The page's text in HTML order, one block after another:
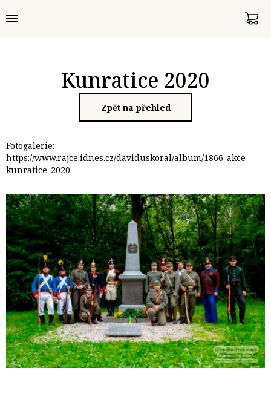
Zpět na přehled
Kunratice 2020
Fotogalerie:
https://www.rajce.idnes.cz/daviduskoral/album/1866-akce-
kunratice-2020